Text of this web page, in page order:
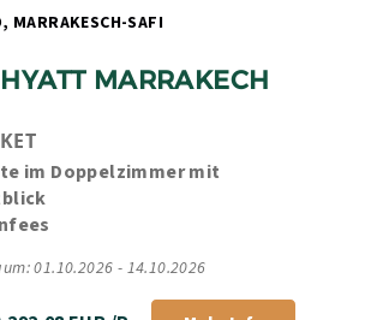
MARRAKECH
im Doppelzimmer mit
01.10.2026 - 14.10.2026